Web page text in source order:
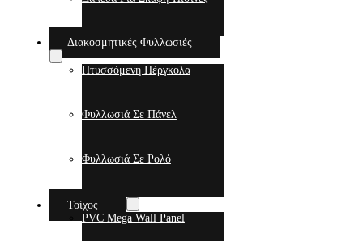
Διακοσμητικές Φυλλωσιές
Πτυσσόμενη Πέργκολα
Φυλλωσιά Σε Πάνελ
Φυλλωσιά Σε Ρολό
Τοίχος
PVC Mega Wall Panel